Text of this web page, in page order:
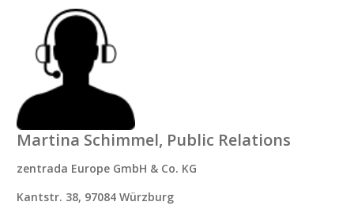
Martina Schimmel, Public Relations
zentrada Europe GmbH & Co. KG
Kantstr. 38, 97084 Würzburg